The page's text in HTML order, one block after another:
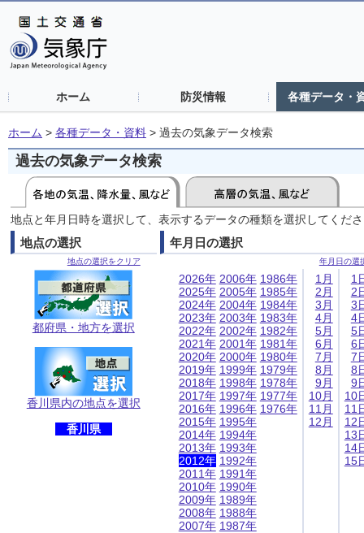
ホーム 防災情報 各種データ・
ホーム > 各種データ・資料 > 過去の気象データ検索
過去の気象データ検索
地点と年月日時を選択して、表示するデータの種類を選択してくだ
地点の選択
地点の選択をクリア
都府県・地方を選択
香川県内の地点を選択
香川県
年月日の選択
年月日の選
2026年
2025年
2024年
2023年
2022年
2021年
2020年
2019年
2018年
2017年
2016年
2015年
2014年
2013年
2012年
2011年
2010年
2009年
2008年
2007年
2006年
2005年
2004年
2003年
2002年
2001年
2000年
1999年
1998年
1997年
1996年
1995年
1994年
1993年
1992年
1991年
1990年
1989年
1988年
1987年
1986年
1985年
1984年
1983年
1982年
1981年
1980年
1979年
1978年
1977年
1976年
1月
2月
3月
4月
5月
6月
7月
8月
9月
10月
11月
12月
1
2
3
4
5
6
7
8
9
10
11
12
13
14
15